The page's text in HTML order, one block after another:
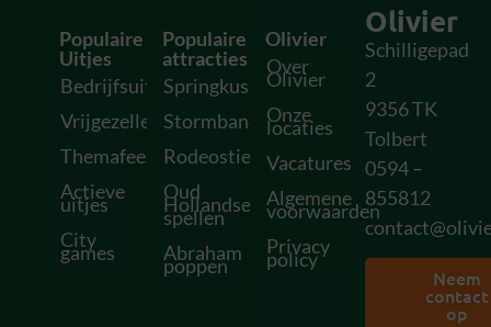
Populaire
Uitjes
Bedrijfsuitjes
Vrijgezellenfeesten
Themafeesten
Actieve
uitjes
City
games
Populaire
attracties
Springkussens
Stormbanen
Rodeostieren
Oud
Hollandse
spellen
Abraham
poppen
Olivier
Over
Olivier
Onze
locaties
Vacatures
Algemene
voorwaarden
Privacy
policy
Olivier
Schilligepad
2
9356 TK
Tolbert
0594 –
855812
Neem
contact
op